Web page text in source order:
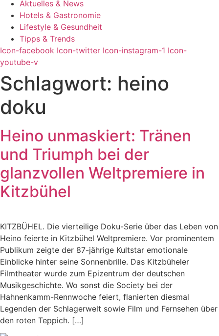
Aktuelles & News
Hotels & Gastronomie
Lifestyle & Gesundheit
Tipps & Trends
Icon-facebook Icon-twitter Icon-instagram-1 Icon-
youtube-v
Schlagwort: heino
doku
Heino unmaskiert: Tränen
und Triumph bei der
glanzvollen Weltpremiere in
Kitzbühel
KITZBÜHEL. Die vierteilige Doku-Serie über das Leben von
Heino feierte in Kitzbühel Weltpremiere. Vor prominentem
Publikum zeigte der 87-jährige Kultstar emotionale
Einblicke hinter seine Sonnenbrille. Das Kitzbüheler
Filmtheater wurde zum Epizentrum der deutschen
Musikgeschichte. Wo sonst die Society bei der
Hahnenkamm-Rennwoche feiert, flanierten diesmal
Legenden der Schlagerwelt sowie Film und Fernsehen über
den roten Teppich. […]